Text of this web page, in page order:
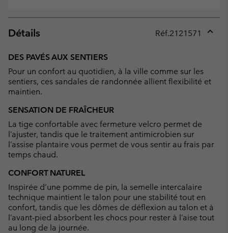
Détails Réf.2121571
DES PAVÉS AUX SENTIERS
Pour un confort au quotidien, à la ville comme sur les
sentiers, ces sandales de randonnée allient flexibilité et
maintien.
SENSATION DE FRAÎCHEUR
La tige confortable avec fermeture velcro permet de
l’ajuster, tandis que le traitement antimicrobien sur
l’assise plantaire vous permet de vous sentir au frais par
temps chaud.
CONFORT NATUREL
Inspirée d’une pomme de pin, la semelle intercalaire
technique maintient le talon pour une stabilité tout en
confort, tandis que les dômes de déflexion au talon et à
l’avant-pied absorbent les chocs pour rester à l’aise tout
au long de la journée.